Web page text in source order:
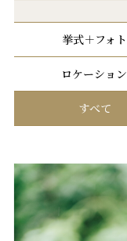
挙式＋フォト
ロケーション
すべて